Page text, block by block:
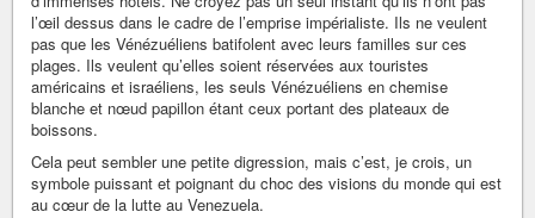
l’œil dessus dans le cadre de l’emprise impérialiste. Ils ne veulent
pas que les Vénézuéliens batifolent avec leurs familles sur ces
plages. Ils veulent qu’elles soient réservées aux touristes
américains et israéliens, les seuls Vénézuéliens en chemise
blanche et nœud papillon étant ceux portant des plateaux de
boissons.
Cela peut sembler une petite digression, mais c’est, je crois, un
symbole puissant et poignant du choc des visions du monde qui est
au cœur de la lutte au Venezuela.